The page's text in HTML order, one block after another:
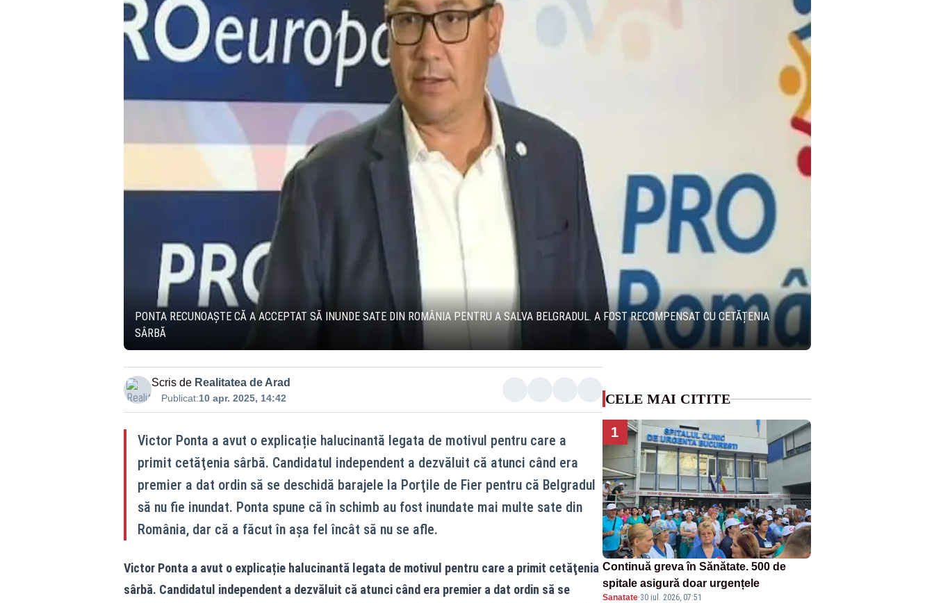
PONTA RECUNOAȘTE CĂ A ACCEPTAT SĂ INUNDE SATE DIN ROMÂNIA PENTRU A SALVA BELGRADUL. A FOST RECOMPENSAT CU CETĂȚENIA
SÂRBĂ
Scris de Realitatea de Arad
Publicat:10 apr. 2025, 14:42
Victor Ponta a avut o explicație halucinantă legata de motivul pentru care a
primit cetăţenia sârbă. Candidatul independent a dezvăluit că atunci când era
premier a dat ordin să se deschidă barajele la Porţile de Fier pentru că Belgradul
să nu fie inundat. Ponta spune că în schimb au fost inundate mai multe sate din
România, dar că a făcut în aşa fel încât să nu se afle.
Victor Ponta a avut o explicație halucinantă legata de motivul pentru care a primit cetăţenia
sârbă. Candidatul independent a dezvăluit că atunci când era premier a dat ordin să se
CELE MAI CITITE
1
Continuă greva în Sănătate. 500 de
spitale asigură doar urgențele
Sanatate·30 iul. 2026, 07:51